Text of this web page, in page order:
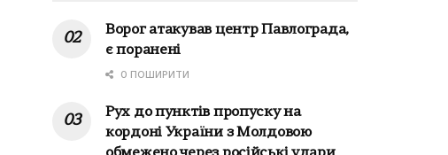
Ворог атакував центр Павлограда,
є поранені
0 ПОШИРИТИ
Рух до пунктів пропуску на
кордоні України з Молдовою